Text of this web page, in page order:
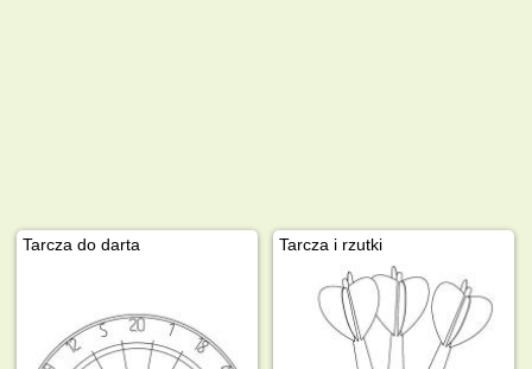
Tarcza do darta Tarcza i rzutki